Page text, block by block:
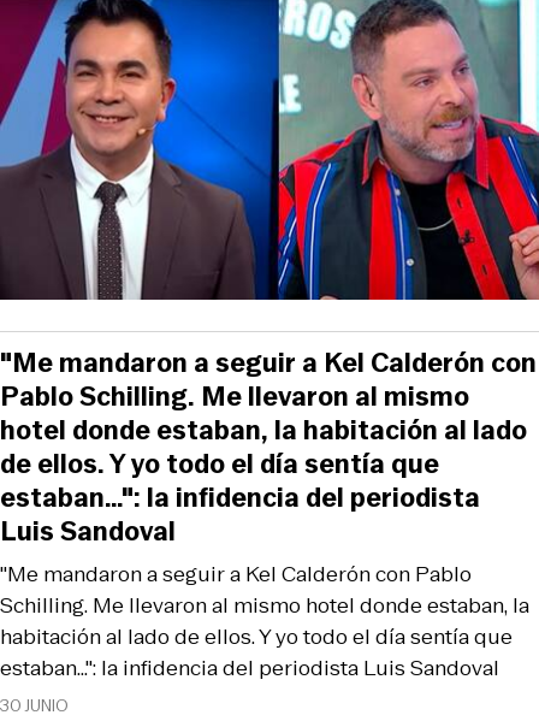
30 JUNIO
"Me mandaron a seguir a Kel Calderón con Pablo
Schilling. Me llevaron al mismo hotel donde estaban, la
habitación al lado de ellos. Y yo todo el día sentía que
estaban…": la infidencia del periodista Luis Sandoval
"Me mandaron a seguir a Kel Calderón con
Pablo Schilling. Me llevaron al mismo
hotel donde estaban, la habitación al lado
de ellos. Y yo todo el día sentía que
estaban…": la infidencia del periodista
Luis Sandoval